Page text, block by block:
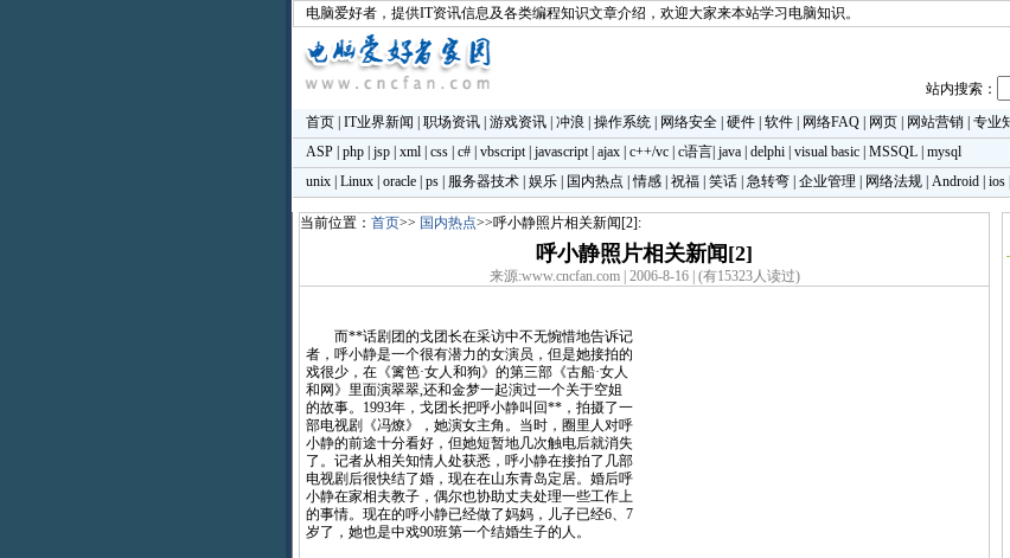
电脑爱好者 ，提供IT资讯信息及各类编程知识文章介绍，欢迎大家来本站学习电脑知识。
站内搜索：
首页| IT业界新闻 职场资讯| 游戏资讯| 冲浪 操作系统| 网络安全| 硬件| 软件| 网络FAQ| 网页| 网站营销| 专业
ASP| php| jsp| xml| css| c#| vbscript| javascript| ajax| c++/vc| c语言| java| delphi| visual basic| MSSQL| mysql
unix| Linux| oracle| ps| 服务器技术| 娱乐| 国内热点 |情感| 祝福| 笑话| 急转弯| 企业管理 网络法规| Android| ios|
当前位置： 首页>> 国内热点>>呼小静照片相关新闻[2]:
呼小静照片相关新闻[2]
来源:www.cncfan.com | 2006-8-16 | (有15323人读过)
而**话剧团的戈团长在采访中不无惋惜地告诉记
者，呼小静是一个很有潜力的女演员，但是她接拍的
戏很少，在《篱笆·女人和狗》的第三部《古船·女人
和网》里面演翠翠,还和金梦一起演过一个关于空姐
的故事。1993年，戈团长把呼小静叫回**，拍摄了一
部电视剧《冯燎》，她演女主角。当时，圈里人对呼
小静的前途十分看好，但她短暂地几次触电后就消失
了。记者从相关知情人处获悉，呼小静在接拍了几部
电视剧后很快结了婚，现在在山东青岛定居。婚后呼
小静在家相夫教子，偶尔也协助丈夫处理一些工作上
的事情。现在的呼小静已经做了妈妈，儿子已经6、7
岁了，她也是中戏90班第一个结婚生子的人。